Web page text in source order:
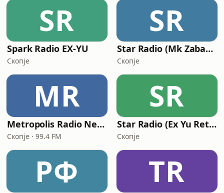
SR
Spark Radio EX-YU
Скопје
SR
Star Radio (Mk Zabavna)
Скопје
MR
Metropolis Radio Network
Скопје · 99.4 FM
SR
Star Radio (Ex Yu Retro)
Скопје
РФ TR